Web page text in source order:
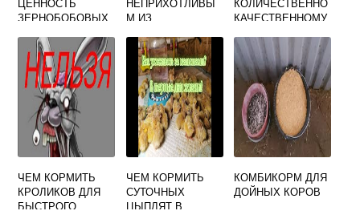
ЗЕРНОБОБОВЫХ
М ИЗ
ТВЕННЫХ
ЖИВОТНЫХ С
ТОЧКИ ЗРЕНИЯ
КОРМОВОЙ БАЗЫ
ЯВЛЯЕТСЯ
КАЧЕСТВЕННОМУ
ЗЕРНОПРОДУКТО
В И
КОМБИКОРМОВ
КУЗНЕЦОВА Л М
ЧЕМ КОРМИТЬ
КРОЛИКОВ ДЛЯ
БЫСТРОГО
ЧЕМ КОРМИТЬ
СУТОЧНЫХ
ЦЫПЛЯТ В
КОМБИКОРМ ДЛЯ
ДОЙНЫХ КОРОВ